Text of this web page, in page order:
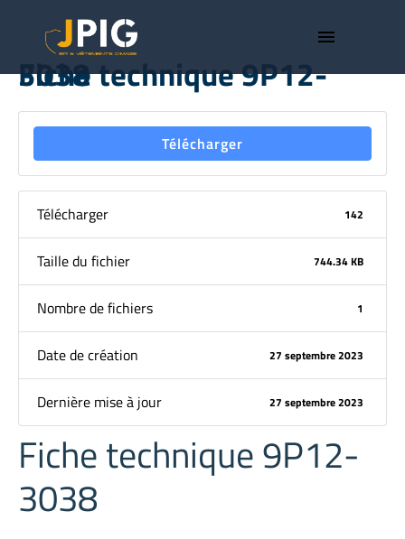
menu
Fiche technique 9P12-3038
Télécharger
Télécharger 142
Taille du fichier 744.34 KB
Nombre de fichiers 1
Date de création 27 septembre 2023
Dernière mise à jour 27 septembre 2023
Fiche technique 9P12-
3038